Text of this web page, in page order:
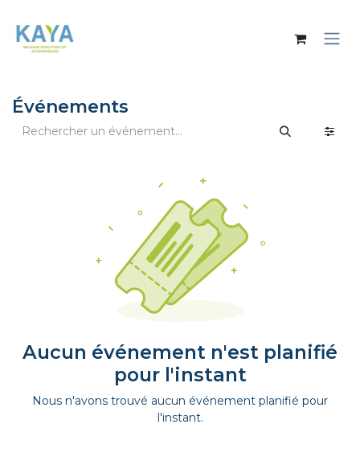
Événements
Aucun événement n'est planifié
pour l'instant
Nous n'avons trouvé aucun événement planifié pour
l'instant.